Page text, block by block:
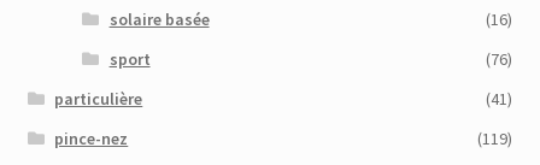
solaire basée
(16)
sport
(76)
particulière
(41)
pince-nez
(119)